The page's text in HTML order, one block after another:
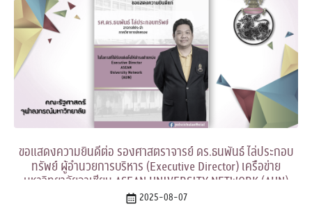
ขอแสดงความยินดีต่อ รองศาสตราจารย์ ดร.ธนพันธ์ ไล่ประกอบ
ทรัพย์ ผู้อำนวยการบริหาร (Executive Director) เครือข่าย
มหาวิทยาลัยอาเซียน ASEAN UNIVERSITY NETWORK (AUN)
2025-08-07